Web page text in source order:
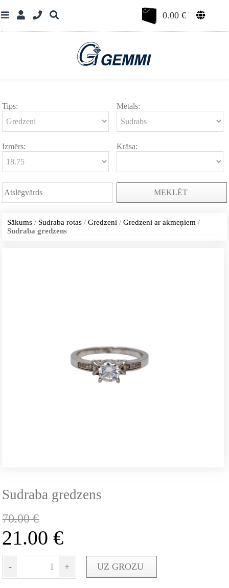
0.00€
Tips: Metāls:
Izmērs: Krāsa:
MEKLĒT
Sākums / Sudraba rotas /Gredzeni /Gredzeni ar akmeņiem /
Sudraba gredzens
Sudraba gredzens
70.00€
21.00€
- + UZ GROZU